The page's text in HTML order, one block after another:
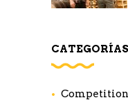
CATEGORÍAS
Competition